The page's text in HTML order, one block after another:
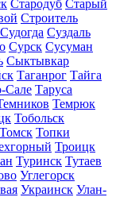
Стародуб Старый
Строитель
Судогда Суздаль
Сурск Сусуман
Сыктывкар
Таганрог Тайга
Сале Таруса
Темрюк
Тобольск
Томск Топки
Троицк
Туринск Тутаев
Углегорск
Украинск Улан-